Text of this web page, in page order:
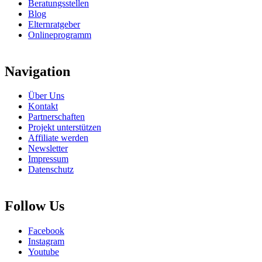
Beratungsstellen
Blog
Elternratgeber
Onlineprogramm
Navigation
Über Uns
Kontakt
Partnerschaften
Projekt unterstützen
Affiliate werden
Newsletter
Impressum
Datenschutz
Follow Us
Facebook
Instagram
Youtube